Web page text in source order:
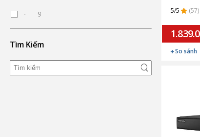
- 9
Tìm Kiếm
5/5 (57)
So sánh